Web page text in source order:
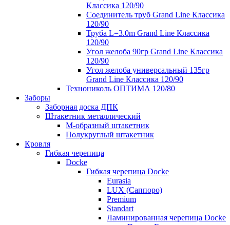
Классика 120/90
Соединитель труб Grand Line Классика
120/90
Труба L=3.0m Grand Line Классика
120/90
Угол желоба 90гр Grand Line Классика
120/90
Угол желоба универсальный 135гр
Grand Line Классика 120/90
Технониколь ОПТИМА 120/80
Заборы
Заборная доска ДПК
Штакетник металлический
М-образный штакетник
Полукруглый штакетник
Кровля
Гибкая черепица
Docke
Гибкая черепица Docke
Eurasia
LUX (Саппоро)
Premium
Standart
Ламинированная черепица Docke